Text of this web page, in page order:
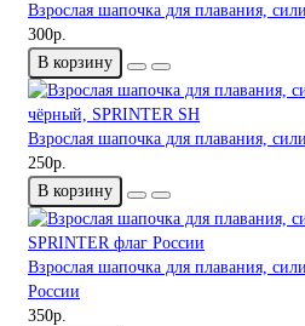
Взрослая шапочка для плавания,
300р.
В корзину
Взрослая шапочка для плавания,
250р.
В корзину
Взрослая шапочка для плавания,
России
350р.